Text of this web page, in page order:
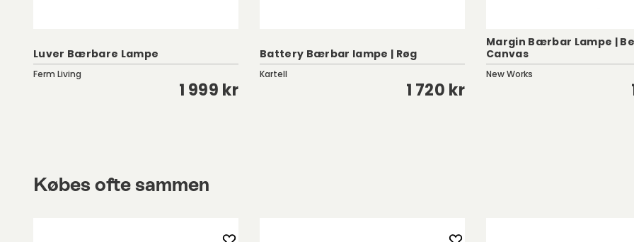
Luver Bærbare Lampe
Ferm Living
1 999 kr
Battery Bærbar lampe | Røg
Kartell
1 720 kr
Margin Bærbar Lampe |
Canvas
New Works
Købes ofte sammen